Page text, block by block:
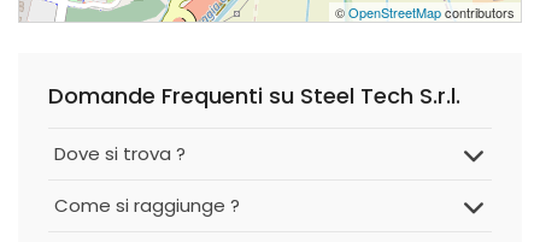
©OpenStreetMapcontributors
Domande Frequenti su Steel Tech S.r.l.
Dove si trova ?
Come si raggiunge ?